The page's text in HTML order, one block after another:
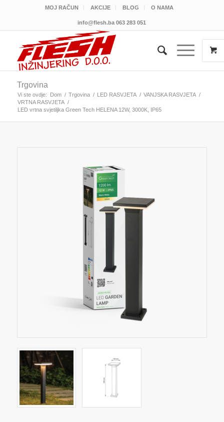
MOJ RAČUN AKCIJE BLOG O NAMA
info@flesh.ba 063 283 051
Trgovina
Vi ste ovdje: Dom / Trgovina / LED RASVJETA / VANJSKA RASVJETA /
VRTNA RASVJETA /
LED vrtna svjetiljka Green Tech HELENA 12W, 3000K, IP65